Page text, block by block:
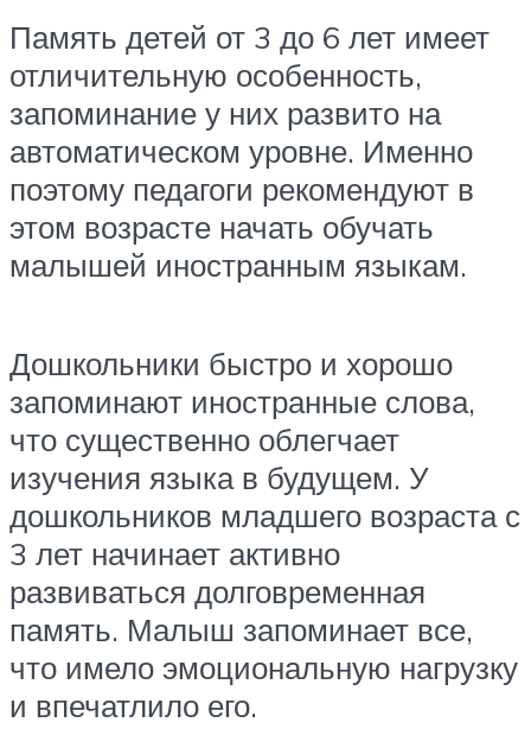
Память детей от 3 до 6 лет имеет
отличительную особенность,
запоминание у них развито на
автоматическом уровне. Именно
поэтому педагоги рекомендуют в
этом возрасте начать обучать
малышей иностранным языкам.
Дошкольники быстро и хорошо
запоминают иностранные слова,
что существенно облегчает
изучения языка в будущем. У
дошкольников младшего возраста с
3 лет начинает активно
развиваться долговременная
память. Малыш запоминает все,
что имело эмоциональную нагрузку
и впечатлило его.